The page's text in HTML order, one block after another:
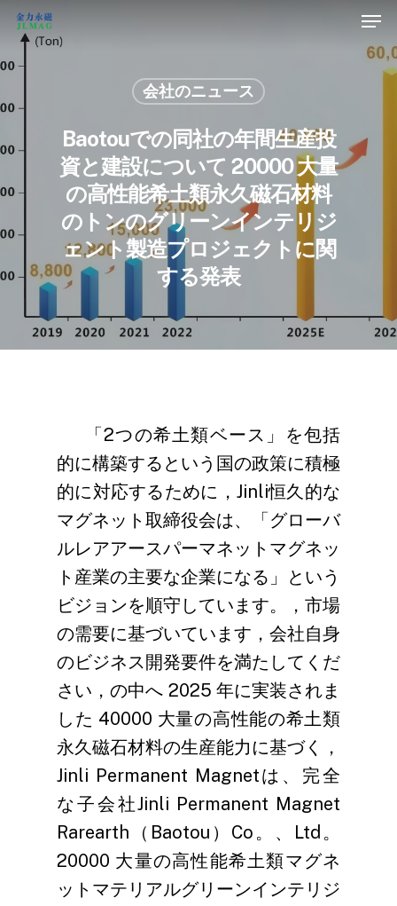
会社のニュース
Baotouでの同社の年間生産投
資と建設について 20000 大量
の高性能希土類永久磁石材料
のトンのグリーンインテリジ
ェント製造プロジェクトに関
する発表
「2つの希土類ベース」を包括
的に構築するという国の政策に積極
的に対応するために，Jinli恒久的な
マグネット取締役会は、「グローバ
ルレアアースパーマネットマグネッ
ト産業の主要な企業になる」という
ビジョンを順守しています。，市場
の需要に基づいています，会社自身
のビジネス開発要件を満たしてくだ
さい，の中へ 2025 年に実装されま
した 40000 大量の高性能の希土類
永久磁石材料の生産能力に基づく，
Jinli Permanent Magnetは、完全
な子会社Jinli Permanent Magnet
Rarearth（Baotou）Co。、Ltd。
20000 大量の高性能希土類マグネ
ットマテリアルグリーンインテリジ